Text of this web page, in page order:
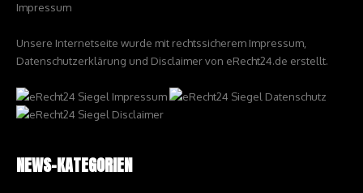
Impressum
Unsere Internetseite wurde mit rechtssicherem Impressum,
Datenschutzerklärung und Disclaimer von eRecht24.de erstellt.
NEWS-KATEGORIEN